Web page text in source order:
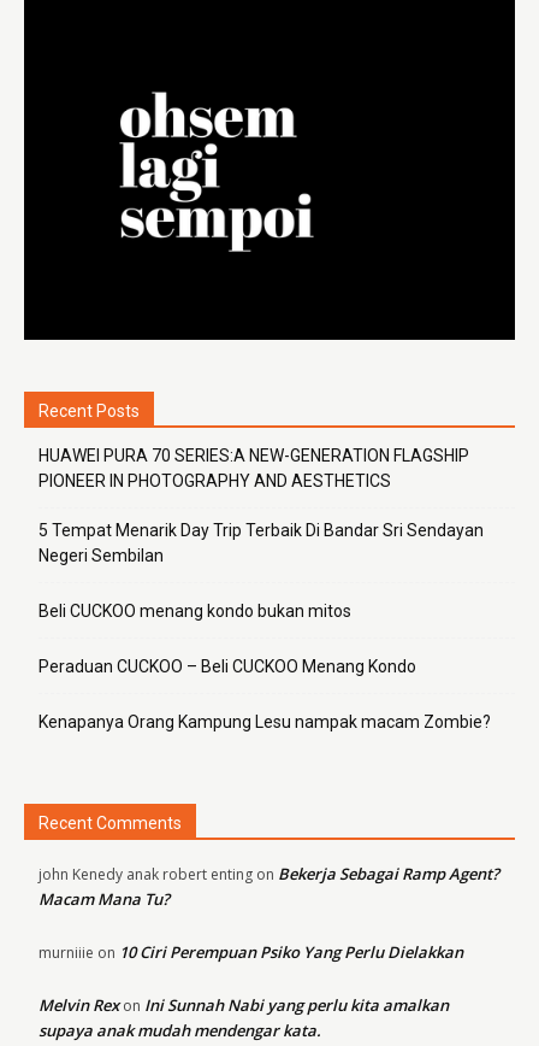
Recent Posts
HUAWEI PURA 70 SERIES:A NEW-GENERATION FLAGSHIP
PIONEER IN PHOTOGRAPHY AND AESTHETICS
5 Tempat Menarik Day Trip Terbaik Di Bandar Sri Sendayan
Negeri Sembilan
Beli CUCKOO menang kondo bukan mitos
Peraduan CUCKOO – Beli CUCKOO Menang Kondo
Kenapanya Orang Kampung Lesu nampak macam Zombie?
Recent Comments
john Kenedy anak robert enting on Bekerja Sebagai Ramp Agent?
Macam Mana Tu?
murniiie on 10 Ciri Perempuan Psiko Yang Perlu Dielakkan
Melvin Rexon Ini Sunnah Nabi yang perlu kita amalkan
supaya anak mudah mendengar kata.